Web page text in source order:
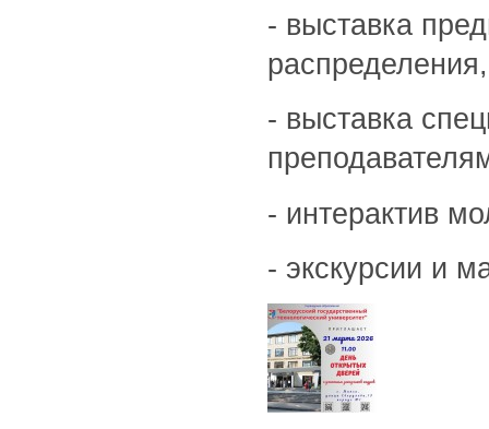
- выставка
- выставка
- интерактив
- экскурсии и